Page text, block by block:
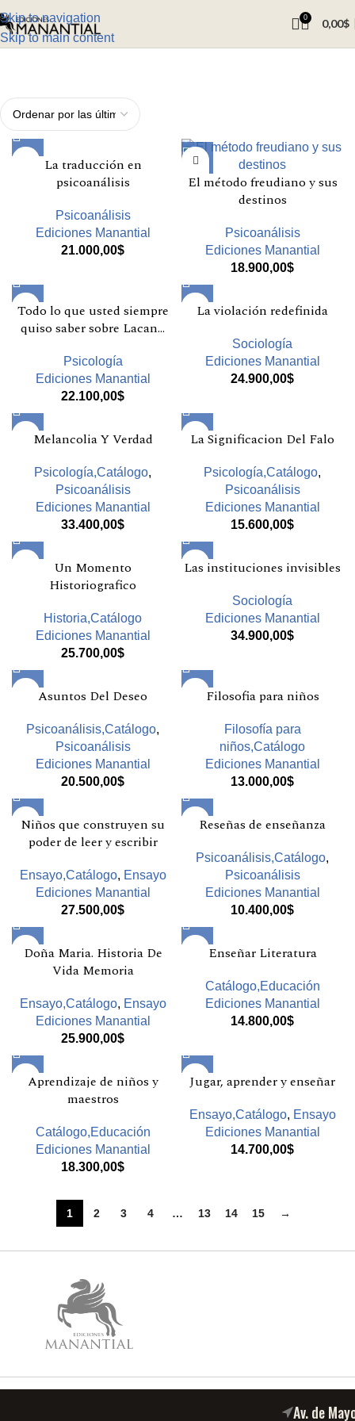
Skip to navigation
Skip to main content
0 0,00$
La traducción en
psicoanálisis
Psicoanálisis
Ediciones Manantial
21.000,00$
El método freudiano y sus
destinos
Psicoanálisis
Ediciones Manantial
18.900,00$
Todo lo que usted siempre
quiso saber sobre Lacan…
Psicología
Ediciones Manantial
22.100,00$
La violación redefinida
Sociología
Ediciones Manantial
24.900,00$
Melancolia Y Verdad
Psicología,Catálogo,
Psicoanálisis
Ediciones Manantial
33.400,00$
La Significacion Del Falo
Psicología,Catálogo,
Psicoanálisis
Ediciones Manantial
15.600,00$
Un Momento
Historiografico
Historia,Catálogo
Ediciones Manantial
25.700,00$
Las instituciones invisibles
Sociología
Ediciones Manantial
34.900,00$
Asuntos Del Deseo
Psicoanálisis,Catálogo,
Psicoanálisis
Ediciones Manantial
20.500,00$
Filosofia para niños
Filosofía para
niños,Catálogo
Ediciones Manantial
13.000,00$
Niños que construyen su
poder de leer y escribir
Ensayo,Catálogo, Ensayo
Ediciones Manantial
27.500,00$
Reseñas de enseñanza
Psicoanálisis,Catálogo,
Psicoanálisis
Ediciones Manantial
10.400,00$
Doña Maria. Historia De
Vida Memoria
Ensayo,Catálogo, Ensayo
Ediciones Manantial
25.900,00$
Enseñar Literatura
Catálogo,Educación
Ediciones Manantial
14.800,00$
Aprendizaje de niños y
maestros
Catálogo,Educación
Ediciones Manantial
18.300,00$
Jugar, aprender y enseñar
Ensayo,Catálogo, Ensayo
Ediciones Manantial
14.700,00$
1 2 3 4 … 13 14 15 →
Av. de